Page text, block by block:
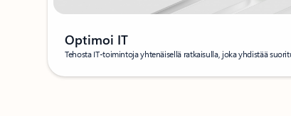
Optimoi IT
Tehosta IT-toimintoja yhtenäisellä ratkaisulla, joka yhdistää